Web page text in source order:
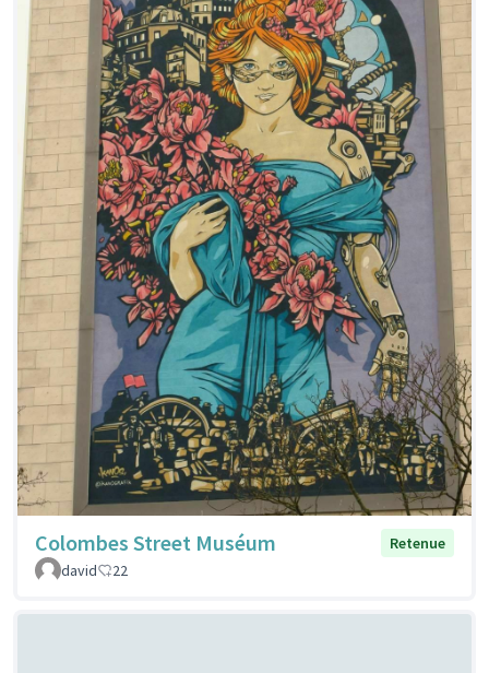
Colombes Street Muséum
Retenue
david
22